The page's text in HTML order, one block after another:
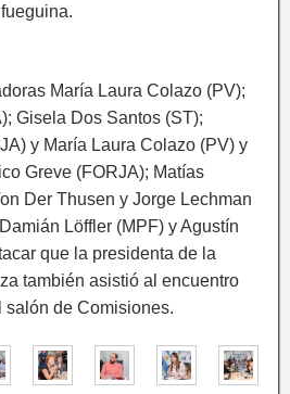
María Laura Colazo (PV);
Gisela Dos Santos (ST);
y María Laura Colazo (PV) y
Greve (FORJA); Matías
Der Thusen y Jorge Lechman
Löffler (MPF) y Agustín
que la presidenta de la
también asistió al encuentro
de Comisiones.